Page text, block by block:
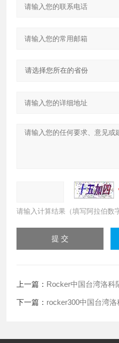
请输入计算结果（填写阿拉伯数
上一篇： Rocker中国台湾洛科
下一篇： rocker300中国台湾